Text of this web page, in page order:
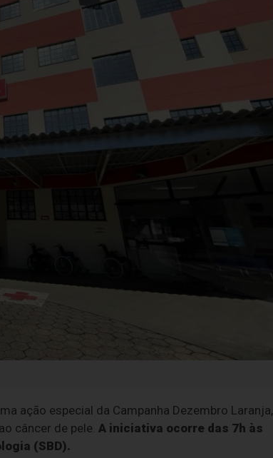
ação especial da Campanha Dezembro Laranja,
câncer de pele. A iniciativa ocorre das 7h às
(SBD).